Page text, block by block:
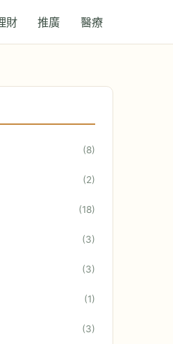
財 推廣 醫療
(8)
(2)
(18)
(3)
(3)
(1)
(3)